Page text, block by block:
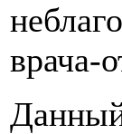
врача-